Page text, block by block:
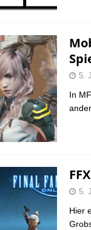
5.
In
5.
Hier